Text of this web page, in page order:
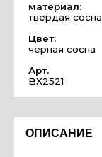
материал:
твердая сосна
Цвет:
черная сосна
Арт.
BX2521
ОПИСАНИЕ